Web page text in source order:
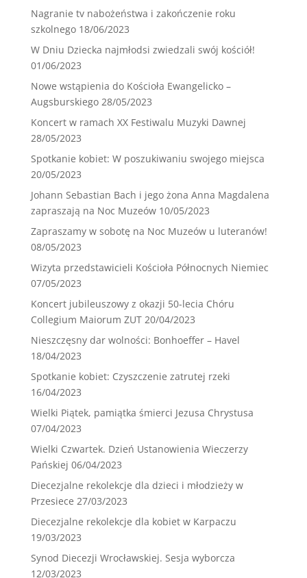
Nagranie tv nabożeństwa i zakończenie roku
szkolnego 18/06/2023
W Dniu Dziecka najmłodsi zwiedzali swój kościół!
01/06/2023
Nowe wstąpienia do Kościoła Ewangelicko –
Augsburskiego 28/05/2023
Koncert w ramach XX Festiwalu Muzyki Dawnej
28/05/2023
Spotkanie kobiet: W poszukiwaniu swojego miejsca
20/05/2023
Johann Sebastian Bach i jego żona Anna Magdalena
zapraszają na Noc Muzeów 10/05/2023
Zapraszamy w sobotę na Noc Muzeów u luteranów!
08/05/2023
Wizyta przedstawicieli Kościoła Północnych Niemiec
07/05/2023
Koncert jubileuszowy z okazji 50-lecia Chóru
Collegium Maiorum ZUT 20/04/2023
Nieszczęsny dar wolności: Bonhoeffer – Havel
18/04/2023
Spotkanie kobiet: Czyszczenie zatrutej rzeki
16/04/2023
Wielki Piątek, pamiątka śmierci Jezusa Chrystusa
07/04/2023
Wielki Czwartek. Dzień Ustanowienia Wieczerzy
Pańskiej 06/04/2023
Diecezjalne rekolekcje dla dzieci i młodzieży w
Przesiece 27/03/2023
Diecezjalne rekolekcje dla kobiet w Karpaczu
19/03/2023
Synod Diecezji Wrocławskiej. Sesja wyborcza
12/03/2023